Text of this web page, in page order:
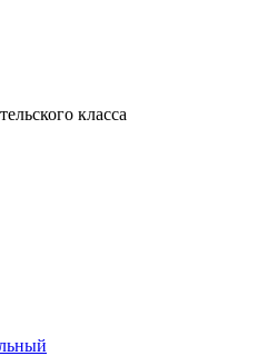
класса